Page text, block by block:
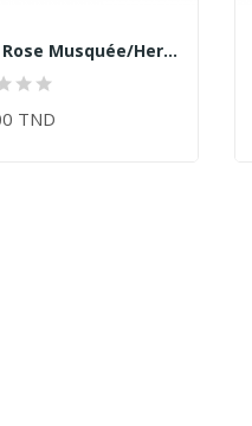
Huile Rose Musquée/Herbioart
TND